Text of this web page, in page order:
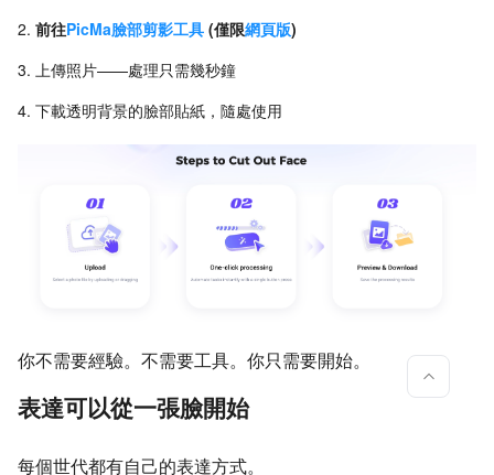
前往PicMa臉部剪影工具 (僅限網頁版)
上傳照片——處理只需幾秒鐘
下載透明背景的臉部貼紙，隨處使用
你不需要經驗。不需要工具。你只需要開始。
表達可以從一張臉開始
每個世代都有自己的表達方式。